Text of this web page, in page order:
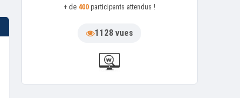
+ de 400 participants attendus !
1128 vues